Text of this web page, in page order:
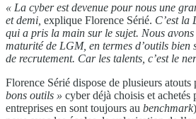
« La cyber est devenue pour nous une
et demi, explique Florence Sérié. C’est la
qui a pris la main sur le sujet. Nous
maturité de LGM, en termes d’outils bien
de recrutement. Car les talents, c’est le
Florence Sérié dispose de plusieurs atouts
bons outils » cyber déjà choisis et
entreprises en sont toujours au benchmark